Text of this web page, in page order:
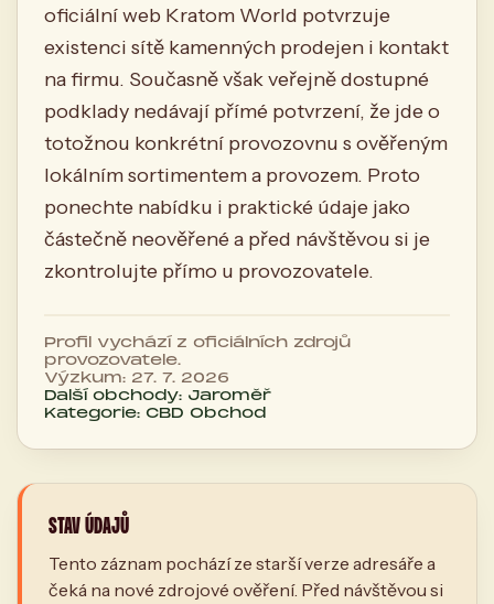
oficiální web Kratom World potvrzuje
existenci sítě kamenných prodejen i kontakt
na firmu. Současně však veřejně dostupné
podklady nedávají přímé potvrzení, že jde o
totožnou konkrétní provozovnu s ověřeným
lokálním sortimentem a provozem. Proto
ponechte nabídku i praktické údaje jako
částečně neověřené a před návštěvou si je
zkontrolujte přímo u provozovatele.
Profil vychází z oficiálních zdrojů
provozovatele.
Výzkum: 27. 7. 2026
Další obchody: Jaroměř
Kategorie: CBD Obchod
STAV ÚDAJŮ
Tento záznam pochází ze starší verze adresáře a
čeká na nové zdrojové ověření. Před návštěvou si